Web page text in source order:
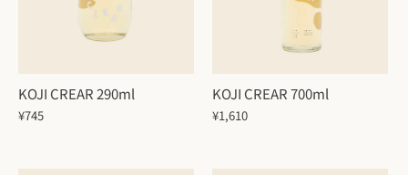
KOJI CREAR 290ml
¥745
KOJI CREAR 700ml
¥1,610